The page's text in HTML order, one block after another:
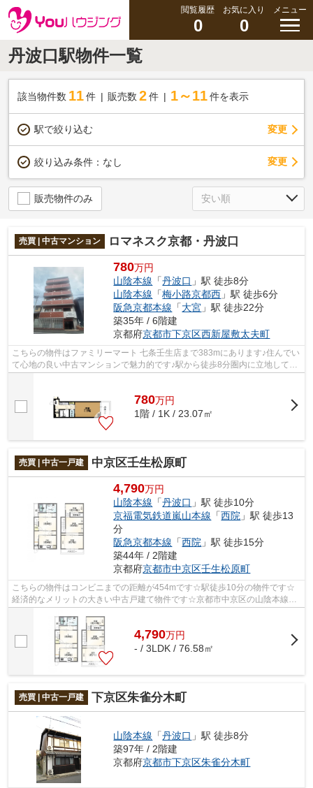
閲覧履歴
0
お気に入り
0
メニュー
丹波口駅物件一覧
該当物件数 11件 販売数 2 件 1～11 件を表示
駅で絞り込む 変更
絞り込み条件： なし 変更
販売物件のみ
売買 | 中古マンション ロマネスク京都・丹波口
780万円
山陰本線 「丹波口 」駅 徒歩8分
山陰本線 「梅小路京都西 」駅 徒歩6分
阪急京都本線 「大宮 」駅 徒歩22分
築35年 / 6階建
京都府京都市下京区西新屋敷太夫町
こちらの物件はファミリーマート 七条壬生店まで383mにあります♪住んでい
て心地の良い中古マンションで魅力的です♪駅から徒歩8分圏内に立地してい
780万円
1階 / 1K / 23.07㎡
売買 | 中古一戸建 中京区壬生松原町
4,790万円
山陰本線 「丹波口 」駅 徒歩10分
京福電気鉄道嵐山本線 「西院 」駅 徒歩13
分
阪急京都本線 「西院 」駅 徒歩15分
築44年 / 2階建
京都府京都市中京区壬生松原町
こちらの物件はコンビニまでの距離が454mです☆駅徒歩10分の物件です☆
経済的なメリットの大きい中古戸建て物件です☆京都市中京区の山陰本線丹
4,790万円
- / 3LDK / 76.58㎡
売買 | 中古一戸建 下京区朱雀分木町
山陰本線 「丹波口 」駅 徒歩8分
築97年 / 2階建
京都府京都市下京区朱雀分木町